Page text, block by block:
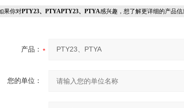
你对PTY23、PTYAPTY23、PTYA感兴趣，想了解更详细的产品
产品：
您的单位：